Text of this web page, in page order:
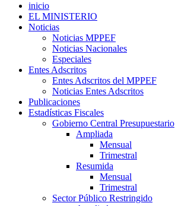
inicio
EL MINISTERIO
Noticias
Noticias MPPEF
Noticias Nacionales
Especiales
Entes Adscritos
Entes Adscritos del MPPEF
Noticias Entes Adscritos
Publicaciones
Estadísticas Fiscales
Gobierno Central Presupuestario
Ampliada
Mensual
Trimestral
Resumida
Mensual
Trimestral
Sector Público Restringido